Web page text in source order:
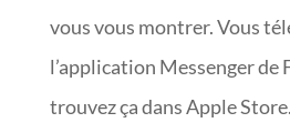
vous vous montrer. Vous
l’application Messenger de
trouvez ça dans Apple